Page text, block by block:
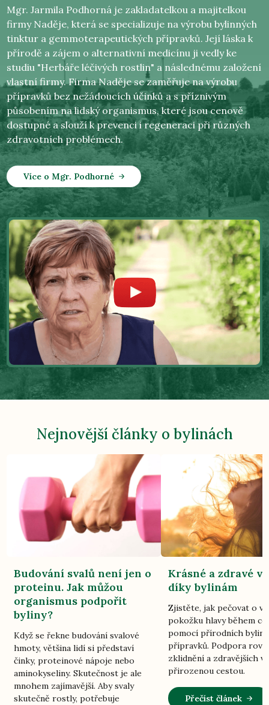
Mgr. Jarmila Podhorná je zakladatelkou a majitelkou
firmy Naděje, která se specializuje na výrobu bylinných
tinktur a gemmoterapeutických přípravků. Její láska k
přírodě a zájem o alternativní medicínu ji vedly ke
studiu "Herbáře léčivých rostlin" a následnému založení
vlastní firmy. Firma Naděje se zaměřuje na výrobu
přípravků bez nežádoucích účinků a s příznivým
působením na lidský organismus, které jsou cenově
dostupné a slouží k prevenci i regeneraci při různých
zdravotních problémech.
Více o Mgr. Podhorné
Nejnovější články o bylinách
Budování svalů není jen o
proteinu. Jak můžou
organismus podpořit
byliny?
Když se řekne budování svalové
hmoty, většina lidí si představí
činky, proteinové nápoje nebo
aminokyseliny. Skutečnost je ale
mnohem zajímavější. Aby svaly
skutečně rostly, potřebuje
Krásné a zdravé
díky bylinám
Zjistěte, jak pečovat o
pokožku hlavy během
pomocí přírodních
přípravků. Podpora
zklidnění a zdravějších
přirozenou cestou.
Přečíst článek